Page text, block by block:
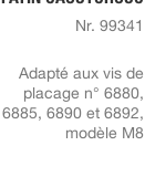
Nr. 99341
Adapté aux vis de
placage n° 6880,
6885, 6890 et 6892,
modèle M8